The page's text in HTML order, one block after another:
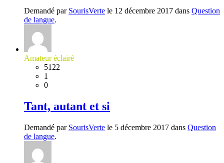
Demandé par SourisVerte le 12 décembre 2017 dans Question
de langue.
Amateur éclairé
5122
1
0
Tant, autant et si
Demandé par SourisVerte le 5 décembre 2017 dans Question
de langue.